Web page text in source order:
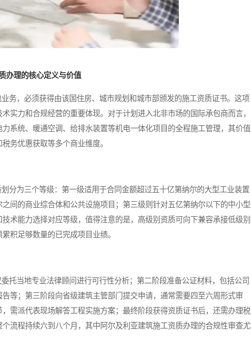
办理的核心定义与价值
，必须获得由该国住房、城市规划和城市部颁发的施工资质证书。这项
实力和合规经营的重要体现。对于计划进入北非市场的国际承包商而言，
系统、暖通空调、给排水装置等机电一体化项目的全程施工管理，其价值
务优惠获取等多个商业维度。
为三个等级：第一级适用于合同金额超过五十亿第纳尔的大型工业装置
间的商业综合体和公共设施项目；第三级则针对五亿第纳尔以下的中小型
术能力选择对应等级，值得注意的是，高级别资质可向下兼容承接低级别
积足够数量的已完成项目业绩。
当地专业法律顾问进行可行性分析；第二阶段准备公证材料，包括公司
等；第三阶段向省级建筑主管部门提交申请，通常需要四至六周形式审
需派代表现场解答工程实施方案；最终阶段获得资质证书后，还需办理税
流程持续六到八个月，其中阿尔及利亚建筑施工资质办理的合规性审查尤